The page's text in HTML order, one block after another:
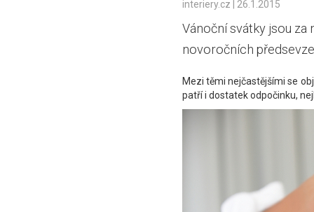
interiery.cz 26.1.2015
Vánoční svátky jsou za
novoročních
Mezi těmi nejčastějšími se
patří i dostatek odpočinku,